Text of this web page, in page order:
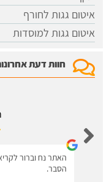
איטום גגות לחורף
איטום גגות למוסדות
חוות דעת
האתר נח וברור
הסבר.